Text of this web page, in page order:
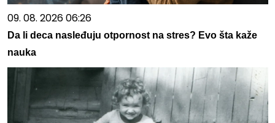
09. 08. 2026 06:26
Da li deca nasleđuju otpornost na stres? Evo šta kaže
nauka